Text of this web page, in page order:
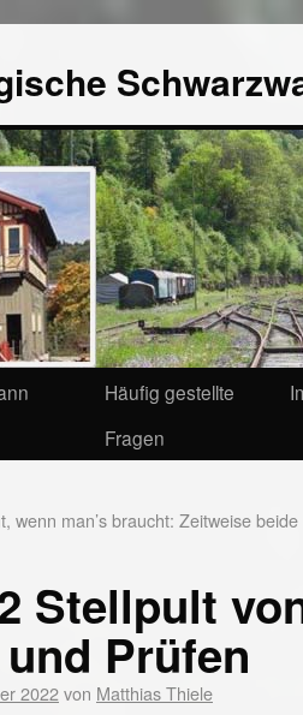
Häufig gestellte
Fragen
wenn man’s braucht: Zeitweise beide
Stellpult
Prüfen
2022von Matthias Thiele